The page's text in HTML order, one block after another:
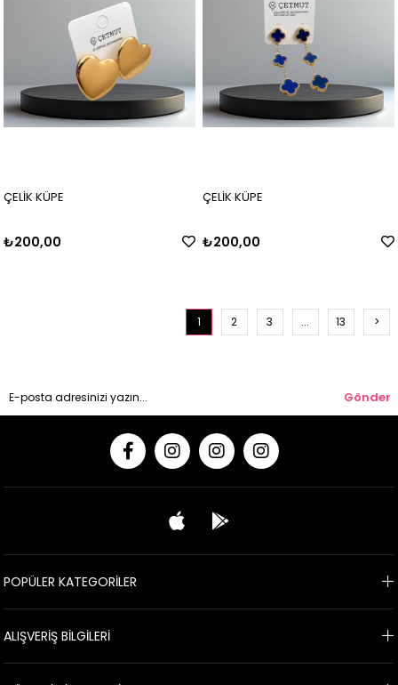
ÇELİK KÜPE
₺200,00
ÇELİK KÜPE
₺200,00
1 2 3 ... 13 >
Gönder
POPÜLER KATEGORİLER
ALIŞVERİŞ BİLGİLERİ